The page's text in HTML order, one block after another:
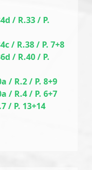
/ R.33 / P.
/ R.38 / P. 7+8
/ R.40 / P.
/ R.2 / P. 8+9
/ R.4 / P. 6+7
/ P. 13+14